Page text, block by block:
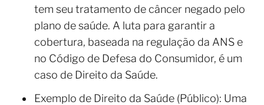
tem seu tratamento de câncer negado pelo
plano de saúde. A luta para garantir a
cobertura, baseada na regulação da ANS e
no Código de Defesa do Consumidor, é um
caso de Direito da Saúde.
Exemplo de Direito da Saúde (Público): Uma